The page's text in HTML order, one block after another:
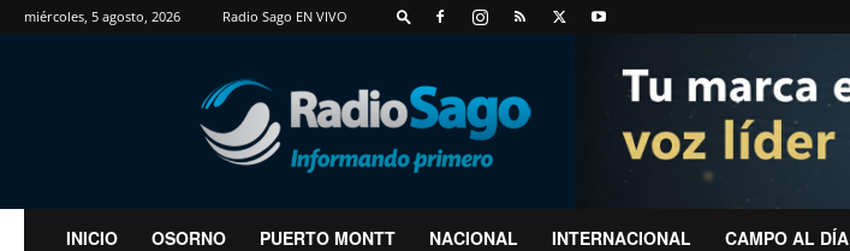
miércoles, 5 agosto, 2026 Radio Sago EN VIVO
RadioSago
INICIO OSORNO PUERTO MONTT NACIONAL INTERNACIONAL CAMPO AL DÍA